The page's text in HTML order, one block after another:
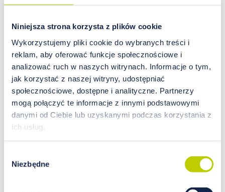
Niniejsza strona korzysta z plików cookie
Wykorzystujemy pliki cookie do wybranych treści i
reklam, aby oferować funkcje społecznościowe i
analizować ruch w naszych witrynach. Informacje o tym,
jak korzystać z naszej witryny, udostępniać
społecznościowe, dostępne i analityczne. Partnerzy
mogą połączyć te informacje z innymi podstawowymi
danymi od Ciebie lub uzyskanymi podczas korzystania z
ich usług.
zgody
Niezbędne